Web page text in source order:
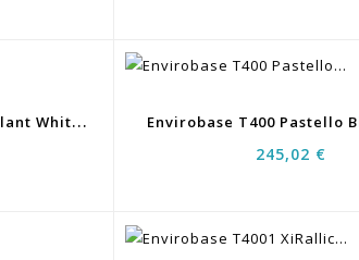
D
Eltron Progress D6000 Brillant White 3,5LT Envirobase T400 Pastello
245,02 €